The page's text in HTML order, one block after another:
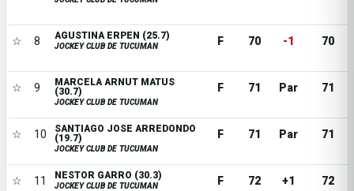
☆ 8 AGUSTINA ERPEN (25.7)
JOCKEY CLUB DE TUCUMAN F 70 -1 70
☆ 9
MARCELA ARNUT MATUS
(30.7)
JOCKEY CLUB DE TUCUMAN
F 71 Par 71
☆ 10
SANTIAGO JOSE ARREDONDO
(19.7)
JOCKEY CLUB DE TUCUMAN
F 71 Par 71
☆ 11 NESTOR GARRO (30.3)
JOCKEY CLUB DE TUCUMAN F 72 +1 72